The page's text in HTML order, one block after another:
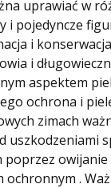
uprawiać w
i pojedyncze
i
i
aspektem
ochrona i
zimach
uszkodzeniami
poprzez
ochronnym .